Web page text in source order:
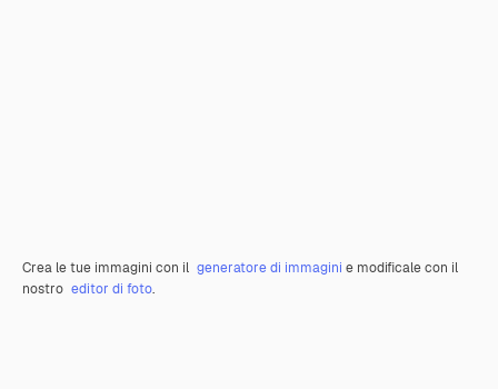
Crea le tue immagini con il generatore di immagini e modificale con il
nostro editor di foto.